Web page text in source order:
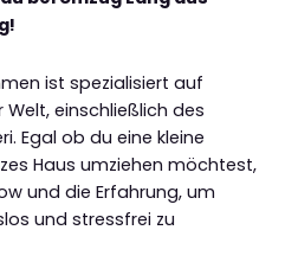
ist spezialisiert auf
Welt, einschließlich des
Egal ob du eine kleine
Haus umziehen möchtest,
und die Erfahrung, um
und stressfrei zu